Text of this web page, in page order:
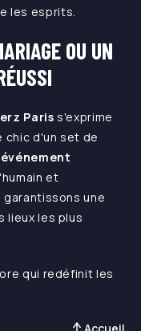
les esprits.
OU UN
Paris s'exprime
chic d'un set de
événement
et
une
lieux les plus
qui redéfinit les